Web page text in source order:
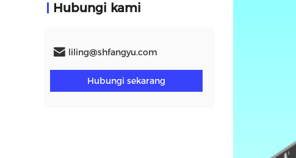
Hubungi kami
liling@shfangyu.com
Hubungi sekarang